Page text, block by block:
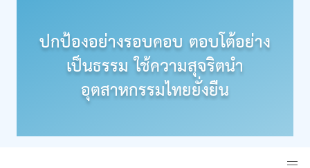
ปกป้องอย่างรอบคอบ ตอบโต้อย่าง
เป็นธรรม ใช้ความสุจริตนำ
อุตสาหกรรมไทยยั่งยืน